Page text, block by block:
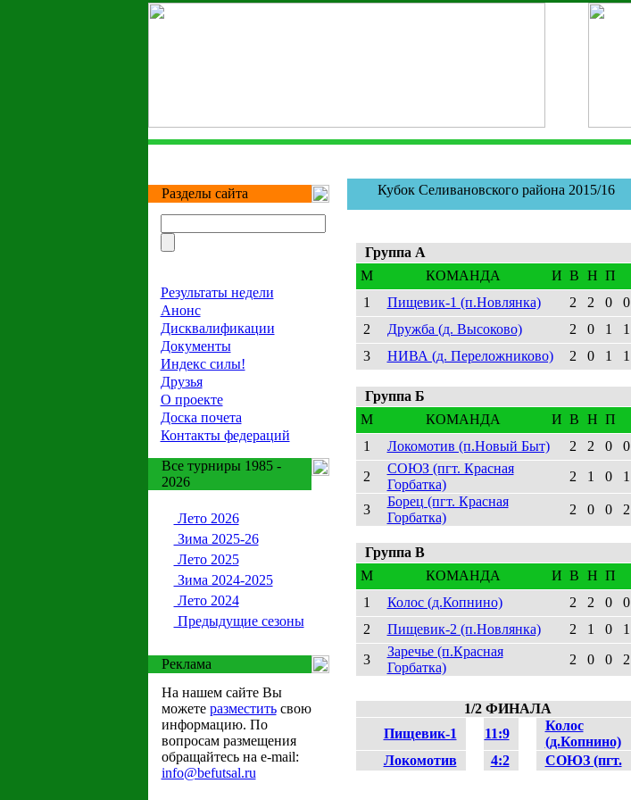
Разделы сайта
Результаты недели
Анонс
Дисквалификации
Документы
Индекс силы!
Друзья
О проекте
Доска почета
Контакты федераций
Все турниры 1985 -
2026
Лето 2026
Зима 2025-26
Лето 2025
Зима 2024-2025
Лето 2024
Предыдущие сезоны
Реклама
На нашем сайте Вы
можете разместитьсвою
информацию. По
вопросам размещения
обращайтесь на e-mail:
info@befutsal.ru
Кубок Селивановского района 2015/16
Группа A
M
КОМАНДА И В Н П
1
Пищевик-1 (п.Новлянка) 2 2 0 0
2
Дружба (д. Высоково) 2 0 1 1
3
НИВА (д. Переложниково) 2 0 1 1
Группа Б
M
КОМАНДА И В Н П
1
Локомотив (п.Новый Быт) 2 2 0 0
2
СОЮЗ (пгт. Красная
Горбатка)
2 1 0 1
3
Борец (пгт. Красная
Горбатка)
2 0 0 2
Группа В
M
КОМАНДА И В Н П
1
Колос (д.Копнино) 2 2 0 0
2
Пищевик-2 (п.Новлянка) 2 1 0 1
3
Заречье (п.Красная
Горбатка)
2 0 0 2
1/2 ФИНАЛА
Пищевик-1
11:9
Колос
(д.Копнино)
Локомотив
4:2 СОЮЗ (пгт.